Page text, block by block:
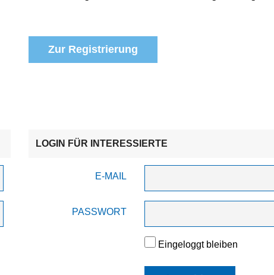
Zur Registrierung
LOGIN FÜR INTERESSIERTE
E-MAIL
PASSWORT
Eingeloggt bleiben